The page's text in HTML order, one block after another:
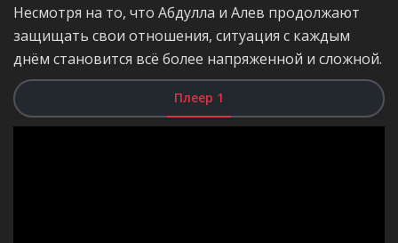
Несмотря на то, что Абдулла и Алев продолжают
защищать свои отношения, ситуация с каждым
днём становится всё более напряженной и сложной.
Плеер 1